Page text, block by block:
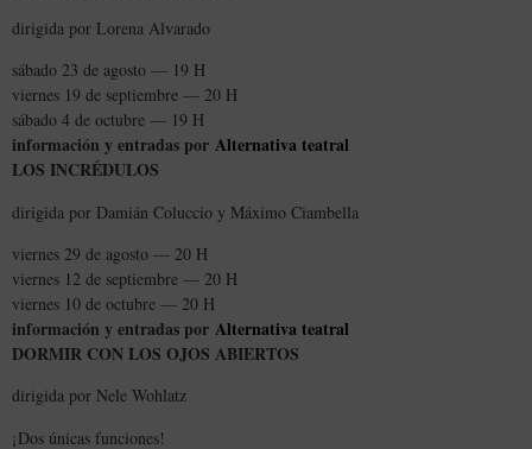
dirigida por Lorena Alvarado
sábado 23 de agosto — 19 H
viernes 19 de septiembre — 20 H
sábado 4 de octubre — 19 H
información y entradas por Alternativa teatral
LOS INCRÉDULOS
dirigida por Damián Coluccio y Máximo Ciambella
viernes 29 de agosto — 20 H
viernes 12 de septiembre — 20 H
viernes 10 de octubre — 20 H
información y entradas por Alternativa teatral
DORMIR CON LOS OJOS ABIERTOS
dirigida por Nele Wohlatz
¡Dos únicas funciones!